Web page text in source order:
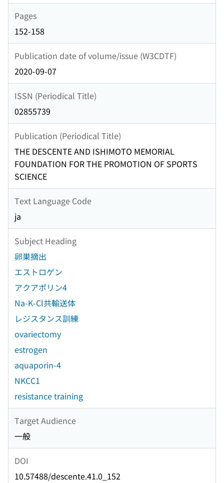
Pages
152-158
Publication date of volume/issue (W3CDTF)
2020-09-07
ISSN (Periodical Title)
02855739
Publication (Periodical Title)
THE DESCENTE AND ISHIMOTO MEMORIAL
FOUNDATION FOR THE PROMOTION OF SPORTS
SCIENCE
Text Language Code
ja
Subject Heading
卵巣摘出
エストロゲン
アクアポリン4
Na-K-Cl共輸送体
レジスタンス訓練
ovariectomy
estrogen
aquaporin-4
NKCC1
resistance training
Target Audience
一般
DOI
10.57488/descente.41.0_152